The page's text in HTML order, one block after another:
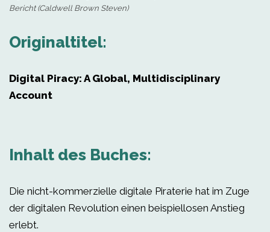
Bericht (Caldwell Brown Steven)
Originaltitel:
Digital Piracy: A Global, Multidisciplinary
Account
Inhalt des Buches:
Die nicht-kommerzielle digitale Piraterie hat im Zuge
der digitalen Revolution einen beispiellosen Anstieg
erlebt.